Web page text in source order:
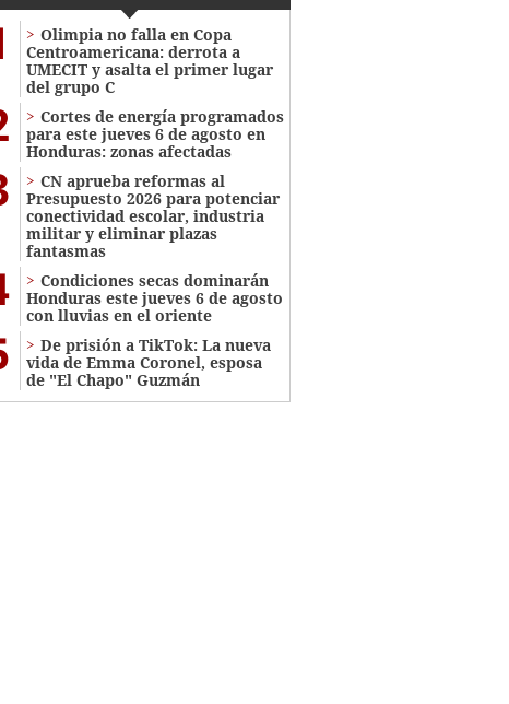
Olimpia no falla en Copa
Centroamericana: derrota a
UMECIT y asalta el primer lugar
del grupo C
Cortes de energía programados
para este jueves 6 de agosto en
Honduras: zonas afectadas
CN aprueba reformas al
Presupuesto 2026 para potenciar
conectividad escolar, industria
militar y eliminar plazas
fantasmas
Condiciones secas dominarán
Honduras este jueves 6 de agosto
con lluvias en el oriente
De prisión a TikTok: La nueva
vida de Emma Coronel, esposa
de "El Chapo" Guzmán